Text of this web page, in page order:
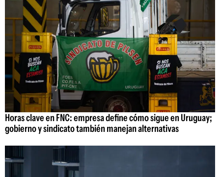
Horas clave en FNC: empresa define cómo sigue en Uruguay;
gobierno y sindicato también manejan alternativas